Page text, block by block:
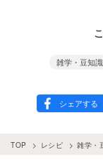
雑学・豆知識
TOP レシピ 雑学・